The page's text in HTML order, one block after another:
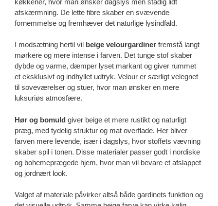
afskærmning. De lette fibre skaber en svævende
fornemmelse og fremhæver det naturlige lysindfald.
I modsætning hertil vil beige velourgardiner fremstå langt
mørkere og mere intense i farven. Det tunge stof skaber
dybde og varme, dæmper lyset markant og giver rummet
et eksklusivt og indhyllet udtryk. Velour er særligt velegnet
til soveværelser og stuer, hvor man ønsker en mere
luksuriøs atmosfære.
Hør og bomuld giver beige et mere rustikt og naturligt
præg, med tydelig struktur og mat overflade. Her bliver
farven mere levende, især i dagslys, hvor stoffets vævning
skaber spil i tonen. Disse materialer passer godt i nordiske
og bohemeprægede hjem, hvor man vil bevare et afslappet
og jordnært look.
Valget af materiale påvirker altså både gardinets funktion og